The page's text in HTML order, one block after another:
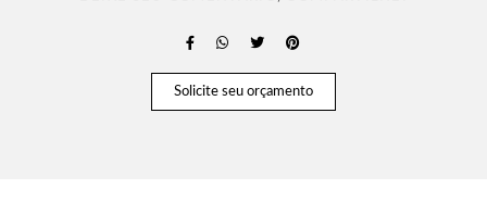
Solicite seu orçamento